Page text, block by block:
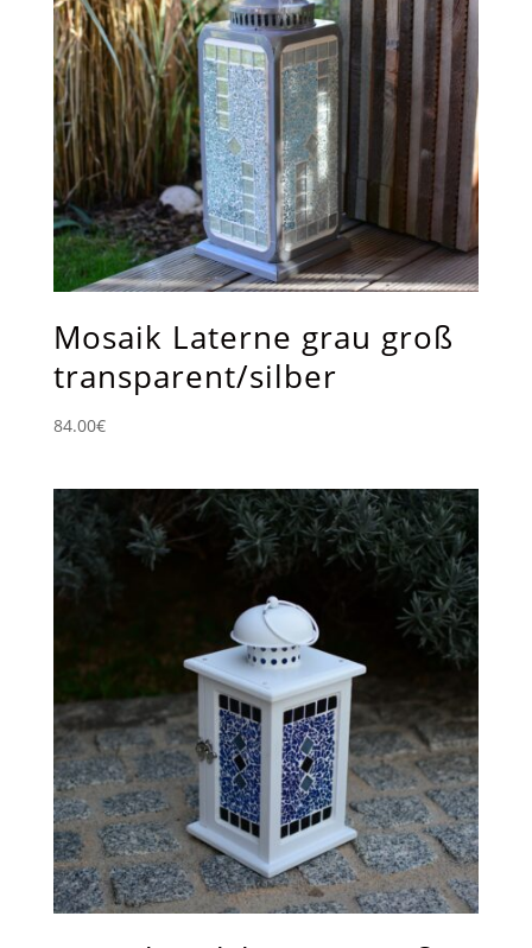
Mosaik Laterne grau groß
transparent/silber
84.00€